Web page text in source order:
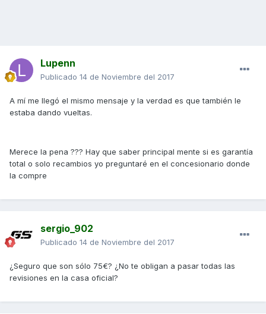
Lupenn
Publicado 14 de Noviembre del 2017
A mí me llegó el mismo mensaje y la verdad es que también le
estaba dando vueltas.
Merece la pena ??? Hay que saber principal mente si es garantía
total o solo recambios yo preguntaré en el concesionario donde
la compre
sergio_902
Publicado 14 de Noviembre del 2017
¿Seguro que son sólo 75€? ¿No te obligan a pasar todas las
revisiones en la casa oficial?